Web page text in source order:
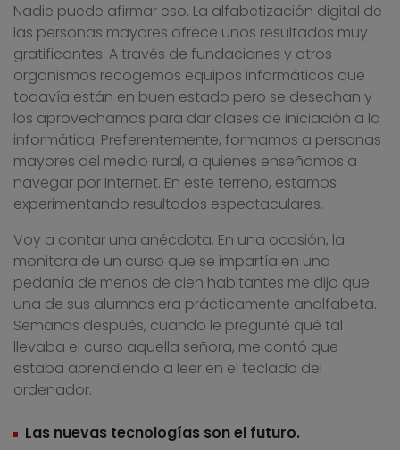
Nadie puede afirmar eso. La alfabetización digital de
las personas mayores ofrece unos resultados muy
gratificantes. A través de fundaciones y otros
organismos recogemos equipos informáticos que
todavía están en buen estado pero se desechan y
los aprovechamos para dar clases de iniciación a la
informática. Preferentemente, formamos a personas
mayores del medio rural, a quienes enseñamos a
navegar por Internet. En este terreno, estamos
experimentando resultados espectaculares.
Voy a contar una anécdota. En una ocasión, la
monitora de un curso que se impartía en una
pedanía de menos de cien habitantes me dijo que
una de sus alumnas era prácticamente analfabeta.
Semanas después, cuando le pregunté qué tal
llevaba el curso aquella señora, me contó que
estaba aprendiendo a leer en el teclado del
ordenador.
Las nuevas tecnologías son el futuro.